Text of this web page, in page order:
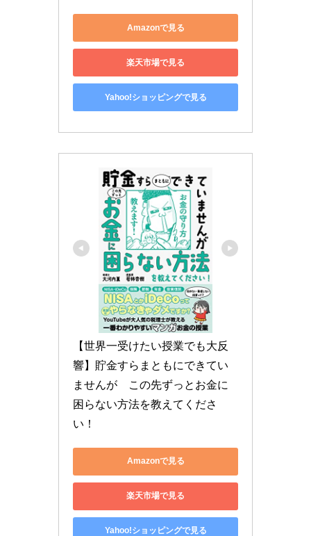
Amazonで見る
楽天市場で見る
Yahoo!ショッピングで見る
【世界一受けたい授業でも大反
響】貯金すらまともにできてい
ませんが　この先ずっとお金に
困らない方法を教えてくださ
い！
Amazonで見る
楽天市場で見る
Yahoo!ショッピングで見る